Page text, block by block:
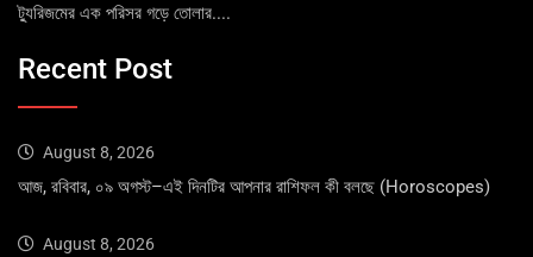
ট্যুরিজমের এক পরিসর গড়ে তোলার....
Recent Post
August 8, 2026
আজ, রবিবার, ০৯ অগস্ট–এই দিনটির আপনার রাশিফল কী বলছে (Horoscopes)
August 8, 2026